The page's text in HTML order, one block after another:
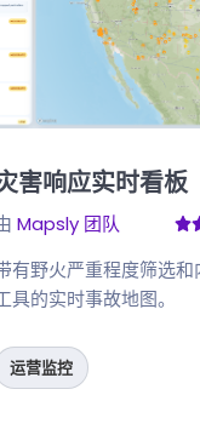
害响应实时看板
Mapsly 团队
有野火严重程度筛选和
具的实时事故地图。
运营监控
这里